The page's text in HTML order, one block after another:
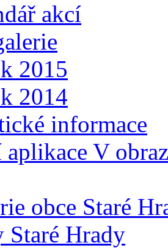
akcí
2015
2014
informace
V
obce Staré
Staré Hrady